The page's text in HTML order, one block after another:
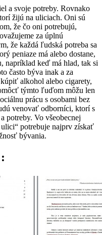
a svoje potreby. Rovnako
žijú na uliciach. Oni sú
že čo oni potrebujú,
za úplnú
že každá ľudská potreba sa
peniaze má alebo dostane,
napríklad keď má hlad, tak si
často býva inak a za
alkohol alebo cigarety,
týmto ľuďom môžu len
prácu s osobami bez
venovať odborníci, ktorí s
potreby. Vo všeobecnej
potrebuje najprv získať
bývania.